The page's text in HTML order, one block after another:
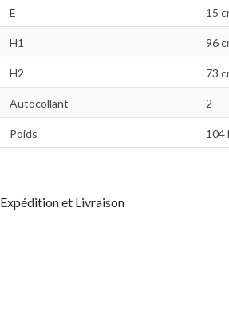
E 15
H1 96
H2 73
Autocollant 2
Poids 104
Expédition et Livraison